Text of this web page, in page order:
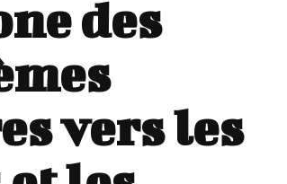
des
vers les